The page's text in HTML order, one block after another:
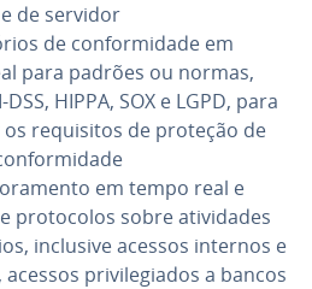
de servidor
de con­for­mi­dade em
para padrões ou normas,
HIPPA, SOX e LGPD, para
re­qui­si­tos de proteção de
em tempo real e
pro­to­co­los sobre ati­vi­da­des
inclusive acessos internos e
acessos pri­vi­le­gi­a­dos a bancos